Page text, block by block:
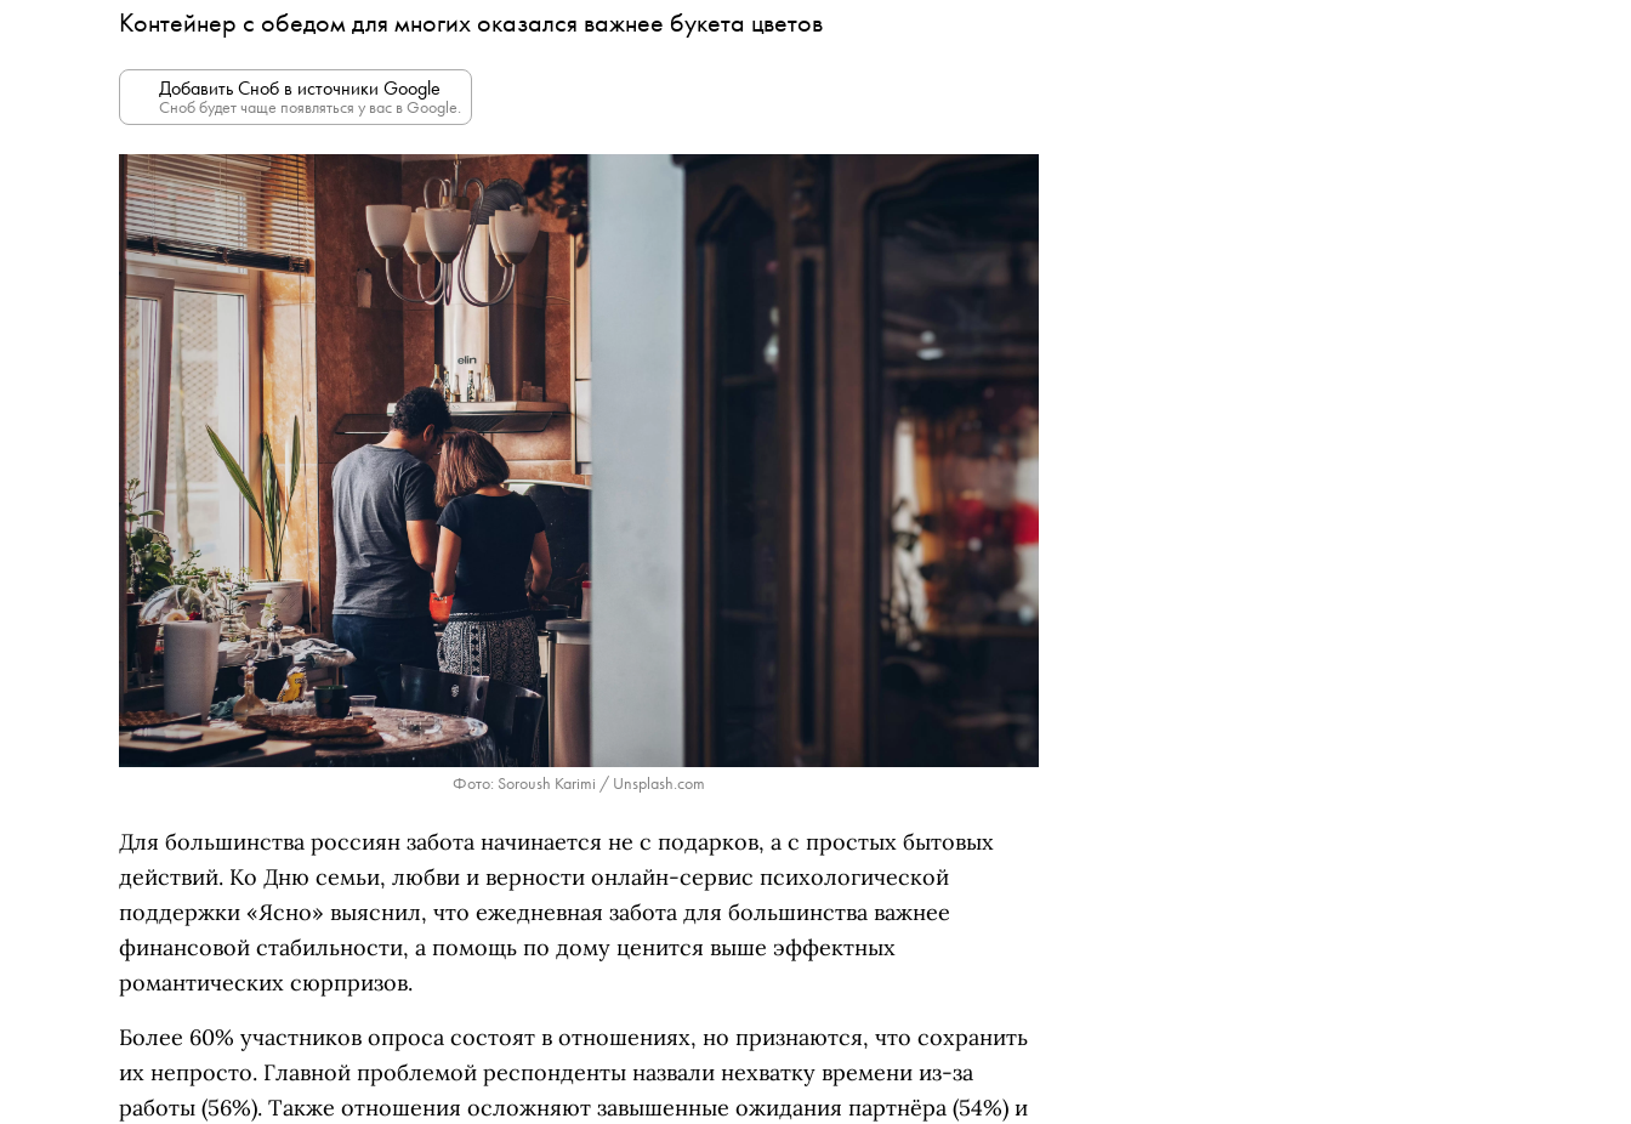
Контейнер с обедом для многих оказался важнее букета цветов
Добавить Сноб в источники Google
Сноб будет чаще появляться у вас в Google.
Фото: Soroush Karimi / Unsplash.com
Для большинства россиян забота начинается не с подарков, а с простых бытовых
действий. Ко Дню семьи, любви и верности онлайн-сервис психологической
поддержки «Ясно» выяснил, что ежедневная забота для большинства важнее
финансовой стабильности, а помощь по дому ценится выше эффектных
романтических сюрпризов.
Более 60% участников опроса состоят в отношениях, но признаются, что сохранить
их непросто. Главной проблемой респонденты назвали нехватку времени из-за
работы (56%). Также отношения осложняют завышенные ожидания партнёра (54%) и